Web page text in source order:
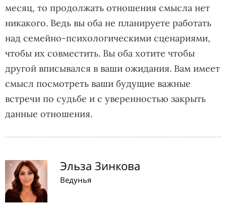
месяц, то продолжать отношения смысла нет
никакого. Ведь вы оба не планируете работать
над семейно-психологическими сценариями,
чтобы их совместить. Вы оба хотите чтобы
другой вписывался в ваши ожидания. Вам имеет
смысл посмотреть ваши будущие важные
встречи по судьбе и с уверенностью закрыть
данные отношения.
Эльза Зинкова
Ведунья